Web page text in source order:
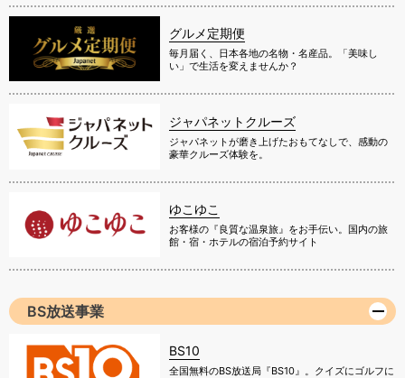
グルメ定期便
毎月届く、日本各地の名物・名産品。「美味し
い」で生活を変えませんか？
ジャパネットクルーズ
ジャパネットが磨き上げたおもてなしで、感動の
豪華クルーズ体験を。
ゆこゆこ
お客様の『良質な温泉旅』をお手伝い。国内の旅
館・宿・ホテルの宿泊予約サイト
BS放送事業
BS10
全国無料のBS放送局『BS10』。クイズにゴルフに